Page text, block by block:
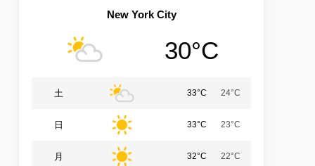
New York City
30°C
土 33°C 24°C
日 33°C 23°C
月 32°C 22°C